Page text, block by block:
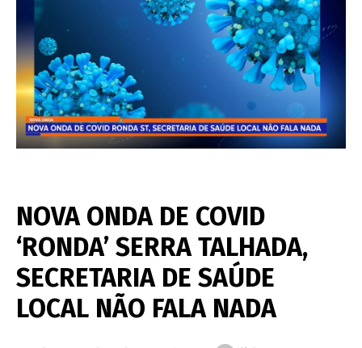
NOVA ONDA DE COVID
‘RONDA’ SERRA TALHADA,
SECRETARIA DE SAÚDE
LOCAL NÃO FALA NADA